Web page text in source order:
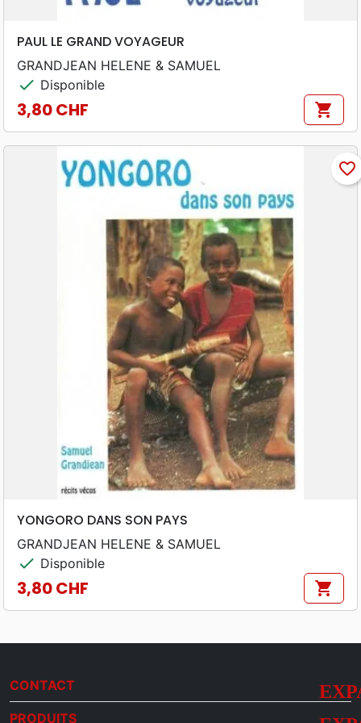
PAUL LE GRAND VOYAGEUR
GRANDJEAN HELENE & SAMUEL
check Disponible
Prix
3,80 CHF shopping_cart
favorite_border
YONGORO DANS SON PAYS
GRANDJEAN HELENE & SAMUEL
check Disponible
Prix
3,80 CHF shopping_cart
CONTACT
PRODUITS